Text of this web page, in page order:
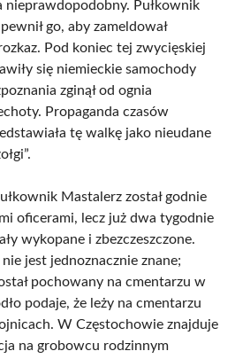
nieprawdopodobny. Pułkownik
go, aby zameldował
Pod koniec tej zwycięskiej
się niemieckie samochody
zginął od ognia
Propaganda czasów
tę walkę jako nieudane
Mastalerz został godnie
oficerami, lecz już dwa tygodnie
wykopane i zbezczeszczone.
jest jednoznacznie znane;
pochowany na cmentarzu w
podaje, że leży na cmentarzu
W Częstochowie znajduje
na grobowcu rodzinnym